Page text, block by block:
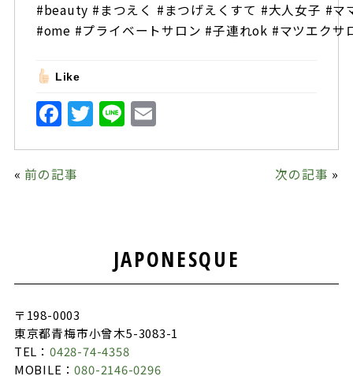
#beauty #まつえく #まつげえくすて #大人女子 #マ
#ome #プライベートサロン #子連れok #マツエク
Like
F
a
c
e
k
T
w
Li
n
E
« 前の記事 次の記事 »
JAPONESQUE
〒198-0003
東京都青梅市小曾木5-3083-1
TEL：0428-74-4358
MOBILE：080-2146-0296